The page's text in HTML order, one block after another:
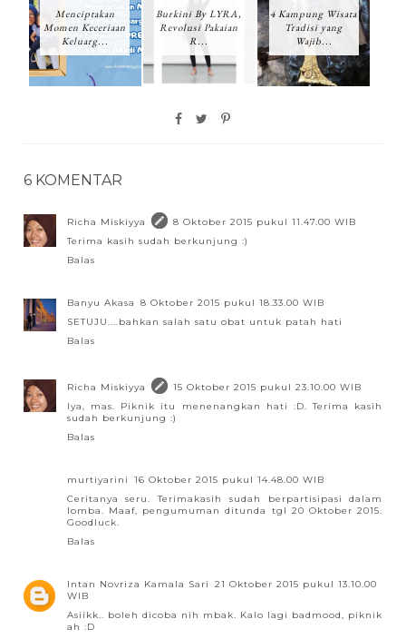
Menciptakan
Momen Keceriaan
Keluarg...
Burkini By LYRA,
Revolusi Pakaian
R...
4 Kampung Wisata
Tradisi yang
Wajib...
6 KOMENTAR
Richa Miskiyya
8 Oktober 2015 pukul 11.47.00 WIB
Terima kasih sudah berkunjung :)
Balas
Banyu Akasa
8 Oktober 2015 pukul 18.33.00 WIB
SETUJU....bahkan salah satu obat untuk patah hati
Balas
Richa Miskiyya
15 Oktober 2015 pukul 23.10.00 WIB
Iya, mas. Piknik itu menenangkan hati :D. Terima kasih
sudah berkunjung :)
Balas
murtiyarini
16 Oktober 2015 pukul 14.48.00 WIB
Ceritanya seru. Terimakasih sudah berpartisipasi dalam
lomba. Maaf, pengumuman ditunda tgl 20 Oktober 2015.
Goodluck.
Balas
Intan Novriza Kamala Sari
21 Oktober 2015 pukul 13.10.00
WIB
Asiikk.. boleh dicoba nih mbak. Kalo lagi badmood, piknik
ah :D